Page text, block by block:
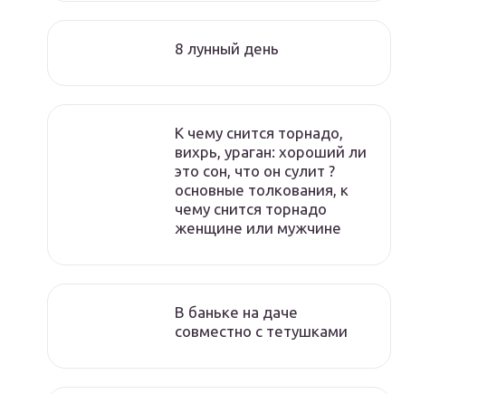
8 лунный день
К чему снится торнадо,
вихрь, ураган: хороший ли
это сон, что он сулит ?
основные толкования, к
чему снится торнадо
женщине или мужчине
В баньке на даче
совместно с тетушками